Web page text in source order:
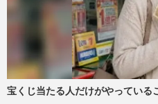
宝くじ当たる人だけがやっている